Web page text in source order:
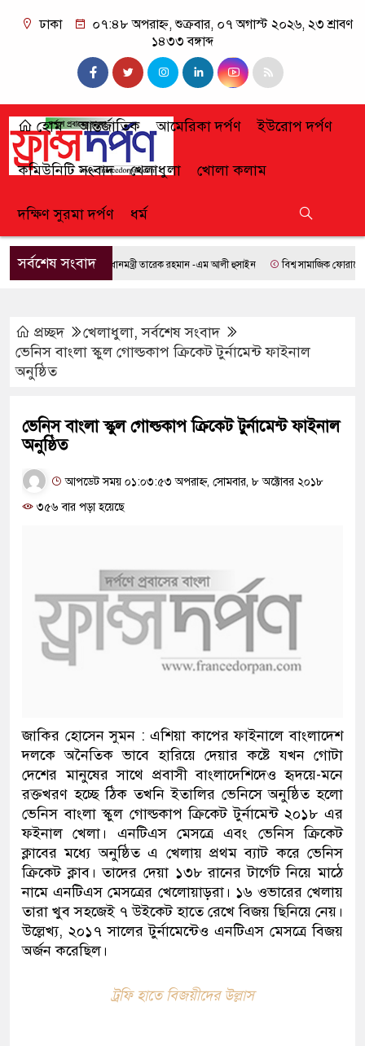
ঢাকা
০৭:৪৮ অপরাহ্ন, শুক্রবার, ০৭ অগাস্ট ২০২৬, ২৩ শ্রাবণ
১৪৩৩ বঙ্গাব্দ
হোম আন্তর্জাতিক আমেরিকা দর্পণ ইউরোপ দর্পণ
কমিউনিটি সংবাদ খেলাধুলা খোলা কলাম
দক্ষিণ সুরমা দর্পণ ধর্ম
সর্বশেষ সংবাদপ্রধানমন্ত্রী তারেক রহমান -এম আলী হুসাইন বিশ্ব সামাজিক ফোরামে যোগ
প্রচ্ছদ খেলাধুলা,সর্বশেষ সংবাদ
ভেনিস বাংলা স্কুল গোল্ডকাপ ক্রিকেট টুর্নামেন্ট ফাইনাল
অনুষ্ঠিত
ভেনিস বাংলা স্কুল গোল্ডকাপ ক্রিকেট টুর্নামেন্ট ফাইনাল
অনুষ্ঠিত
আপডেট সময় ০১:০৩:৫৩ অপরাহ্ন, সোমবার, ৮ অক্টোবর ২০১৮
৩৫৬ বার পড়া হয়েছে
জাকির হোসেন সুমন : এশিয়া কাপের ফাইনালে বাংলাদেশ
দলকে অনৈতিক ভাবে হারিয়ে দেয়ার কষ্টে যখন গোটা
দেশের মানুষের সাথে প্রবাসী বাংলাদেশিদেও হৃদয়ে-মনে
রক্তখরণ হচ্ছে ঠিক তখনি ইতালির ভেনিসে অনুষ্ঠিত হলো
ভেনিস বাংলা স্কুল গোল্ডকাপ ক্রিকেট টুর্নামেন্ট ২০১৮ এর
ফইনাল খেলা। এনটিএস মেসত্রে এবং ভেনিস ক্রিকেট
ক্লাবের মধ্যে অনুষ্ঠিত এ খেলায় প্রথম ব্যাট করে ভেনিস
ক্রিকেট ক্লাব। তাদের দেয়া ১৩৮ রানের টার্গেট নিয়ে মাঠে
নামে এনটিএস মেসত্রের খেলোয়াড়রা। ১৬ ওভারের খেলায়
তারা খুব সহজেই ৭ উইকেট হাতে রেখে বিজয় ছিনিয়ে নেয়।
উল্লেখ্য, ২০১৭ সালের টুর্নামেন্টেও এনটিএস মেসত্রে বিজয়
অর্জন করেছিল।
ট্রফি হাতে বিজয়ীদের উল্লাস